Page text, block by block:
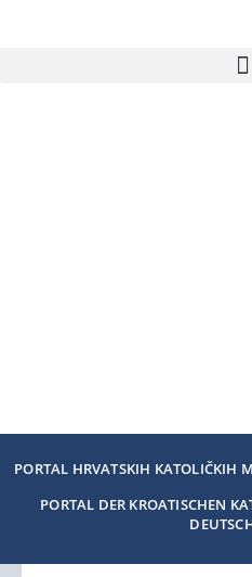
PORTAL HRVATSKIH KATOLIČKIH
PORTAL DER KROATISCHEN